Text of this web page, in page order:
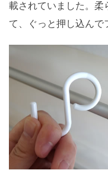
載されていました。柔
て、ぐっと押し込んで